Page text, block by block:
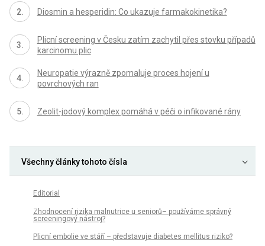
Diosmin a hesperidin: Co ukazuje farmakokinetika?
Plicní screening v Česku zatím zachytil přes stovku případů
karcinomu plic
Neuropatie výrazně zpomaluje proces hojení u
povrchových ran
Zeolit-jodový komplex pomáhá v péči o infikované rány
Všechny články tohoto čísla
Editorial
Zhodnocení rizika malnutrice u seniorů– používáme správný
screeningový nástroj?
Plicní embolie ve stáří – představuje diabetes mellitus riziko?